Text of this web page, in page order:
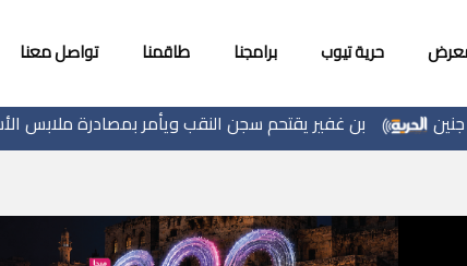
حرية تيوب برامجنا طاقمنا تواصل معنا
غفير يقتحم سجن النقب ويأمر بمصادرة ملابس الأسرى والمصاحف